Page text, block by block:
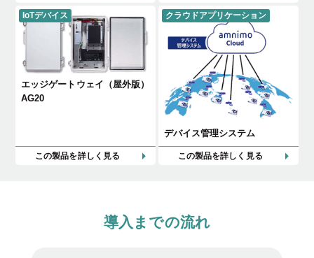
IoTデバイス
エッジゲートウェイ（屋外版）
AG20
この製品を詳しく見る
クラウドアプリケーション
デバイス管理システム
この製品を詳しく見る
導入までの流れ